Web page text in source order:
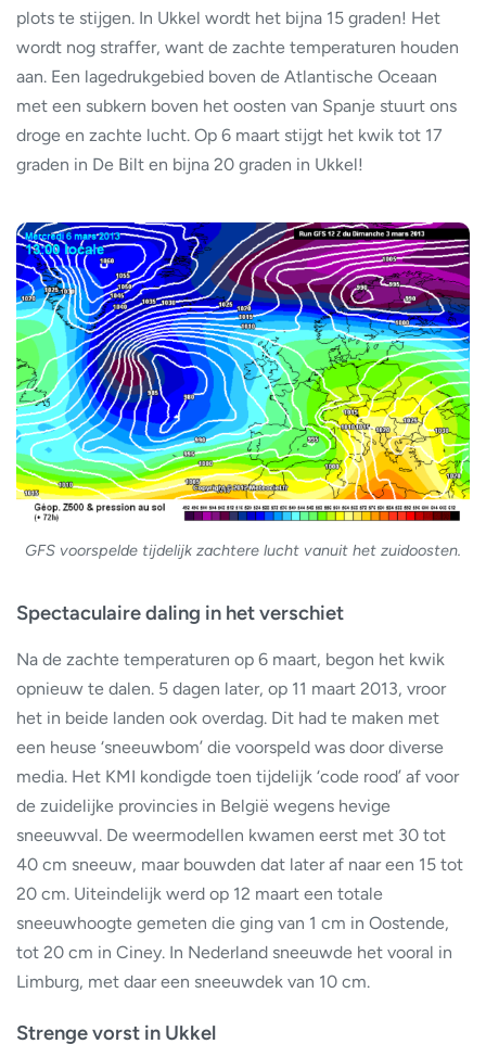
plots te stijgen. In Ukkel wordt het bijna 15 graden! Het
wordt nog straffer, want de zachte temperaturen houden
aan. Een lagedrukgebied boven de Atlantische Oceaan
met een subkern boven het oosten van Spanje stuurt ons
droge en zachte lucht. Op 6 maart stijgt het kwik tot 17
graden in De Bilt en bijna 20 graden in Ukkel!
GFS voorspelde tijdelijk zachtere lucht vanuit het zuidoosten.
Spectaculaire daling in het verschiet
Na de zachte temperaturen op 6 maart, begon het kwik
opnieuw te dalen. 5 dagen later, op 11 maart 2013, vroor
het in beide landen ook overdag. Dit had te maken met
een heuse ‘sneeuwbom’ die voorspeld was door diverse
media. Het KMI kondigde toen tijdelijk ‘code rood’ af voor
de zuidelijke provincies in België wegens hevige
sneeuwval. De weermodellen kwamen eerst met 30 tot
40 cm sneeuw, maar bouwden dat later af naar een 15 tot
20 cm. Uiteindelijk werd op 12 maart een totale
sneeuwhoogte gemeten die ging van 1 cm in Oostende,
tot 20 cm in Ciney. In Nederland sneeuwde het vooral in
Limburg, met daar een sneeuwdek van 10 cm.
Strenge vorst in Ukkel